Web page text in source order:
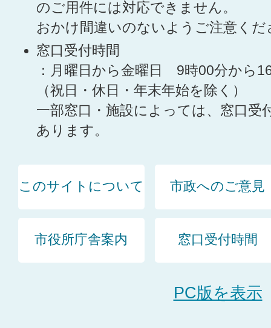
のご用件には対応できません。
おかけ間違いのないようご注意くだ
窓口受付時間
：月曜日から金曜日 9時00分から
（祝日・休日・年末年始を除く）
一部窓口・施設によっては、窓口受
あります。
このサイトについて 市政へのご意見
市役所庁舎案内 窓口受付時間
PC版を表示